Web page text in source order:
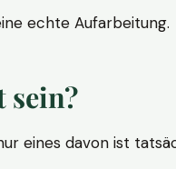
echte Aufarbeitung.
sein?
eines davon ist